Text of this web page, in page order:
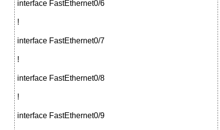
interface FastEthernet0/6
!
interface FastEthernet0/7
!
interface FastEthernet0/8
!
interface FastEthernet0/9